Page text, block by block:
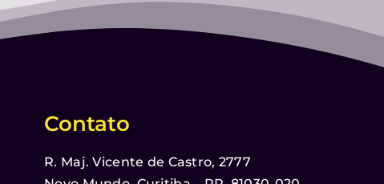
Contato
R. Maj. Vicente de Castro, 2777